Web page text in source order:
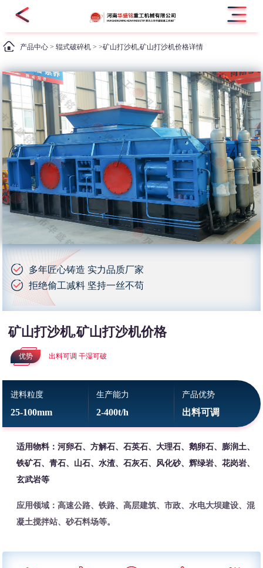
产品中心 >辊式破碎机 > >矿山打沙机,矿山打沙机价格详情
多年匠心铸造 实力品质厂家
拒绝偷工减料 坚持一丝不苟
矿山打沙机,矿山打沙机价格
优势 出料可调 干湿可破
进料粒度
25-100mm
生产能力
2-400t/h
产品优势
出料可调
适用物料：河卵石、方解石、石英石、大理石、鹅卵石、膨润土、
铁矿石、青石、山石、水渣、石灰石、风化砂、辉绿岩、花岗岩、
玄武岩等
应用领域：高速公路、铁路、高层建筑、市政、水电大坝建设、混
凝土搅拌站、砂石料场等。